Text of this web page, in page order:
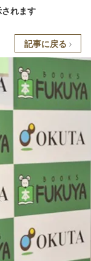
れます
記事に戻る